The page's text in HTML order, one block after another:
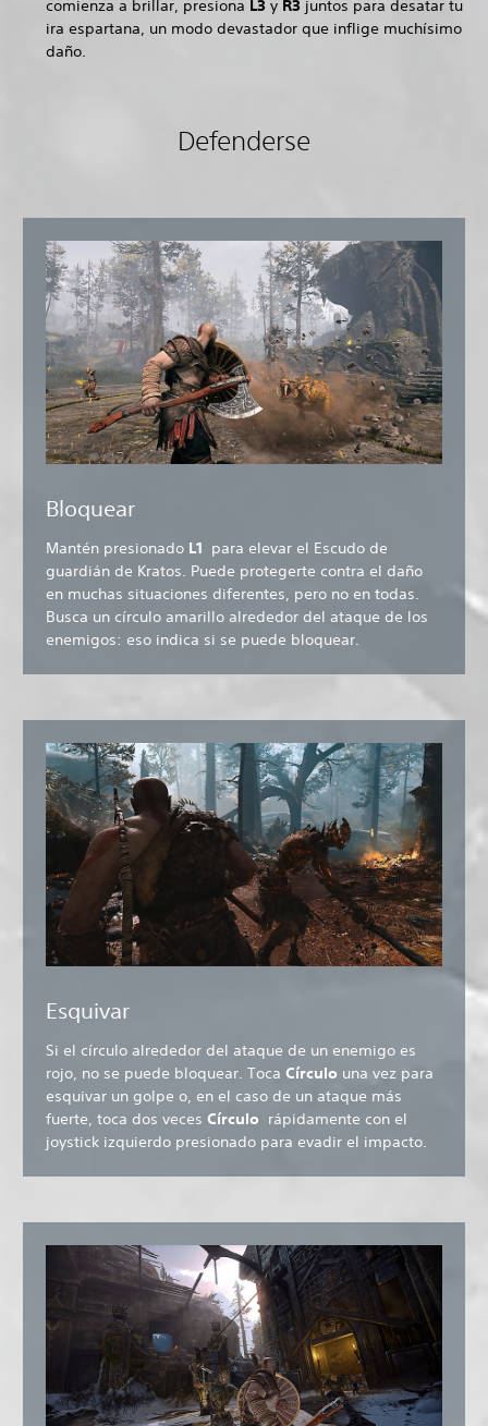
comienza a brillar, presiona L3 y R3 juntos para desatar tu
ira espartana, un modo devastador que inflige muchísimo
daño.
Defenderse
Bloquear
Mantén presionado L1 para elevar el Escudo de
guardián de Kratos. Puede protegerte contra el daño
en muchas situaciones diferentes, pero no en todas.
Busca un círculo amarillo alrededor del ataque de los
enemigos: eso indica si se puede bloquear.
Esquivar
Si el círculo alrededor del ataque de un enemigo es
rojo, no se puede bloquear. Toca Círculo una vez para
esquivar un golpe o, en el caso de un ataque más
fuerte, toca dos veces Círculo rápidamente con el
joystick izquierdo presionado para evadir el impacto.